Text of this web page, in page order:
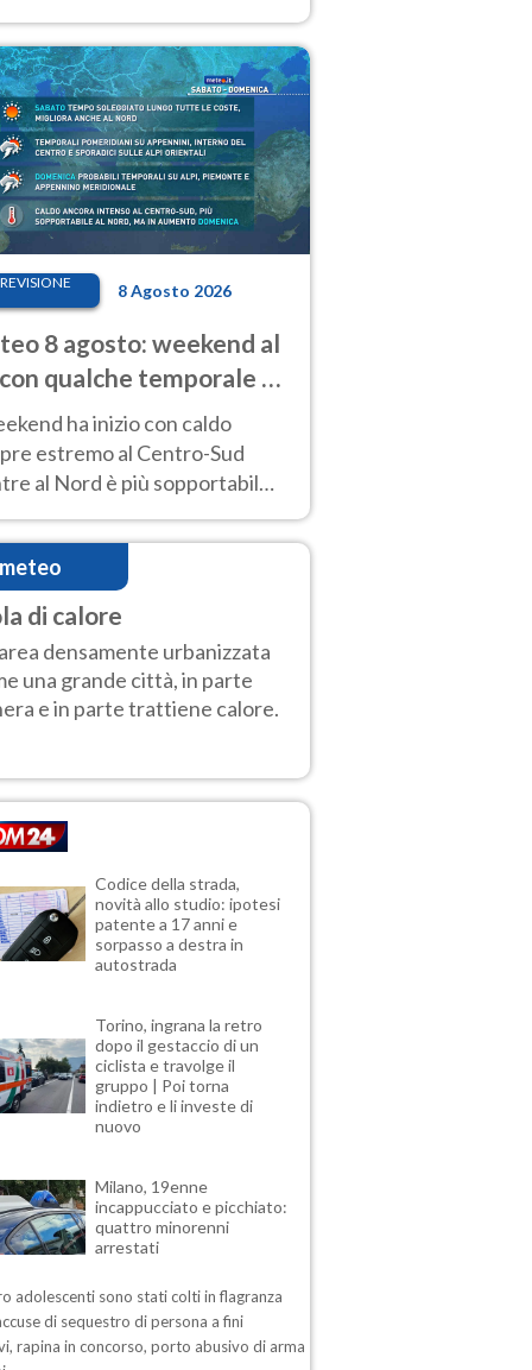
montuose
8 Agosto 2026
8 agosto: weekend al
qualche temporale e
estremo al Centro-Sud
ha inizio con caldo
estremo al Centro-Sud
al Nord è più sopportabile
domenica 9. Temporali di
sui rilievi.
di calore
densamente urbanizzata
una grande città, in parte
e in parte trattiene calore.
Codice della strada,
novità allo studio: ipotesi
patente a 17 anni e
sorpasso a destra in
autostrada
Torino, ingrana la retro
dopo il gestaccio di un
ciclista e travolge il
gruppo | Poi torna
indietro e li investe di
nuovo
Milano, 19enne
incappucciato e picchiato:
quattro minorenni
arrestati
adolescenti sono stati colti in flagranza
di sequestro di persona a fini
rapina in concorso, porto abusivo di arma